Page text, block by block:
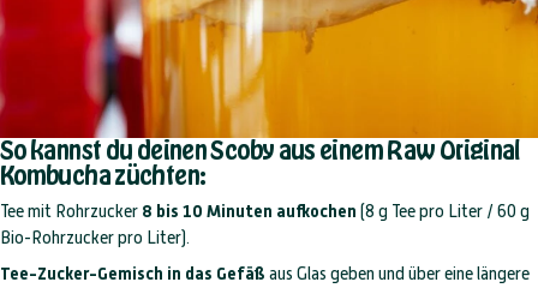
So kannst du deinen Scoby aus einem Raw Original
Kombucha züchten:
Tee mit Rohrzucker 8 bis 10 Minuten aufkochen (8 g Tee pro Liter / 60 g
Bio-Rohrzucker pro Liter).
Tee-Zucker-Gemisch in das Gefäß aus Glas geben und über eine längere